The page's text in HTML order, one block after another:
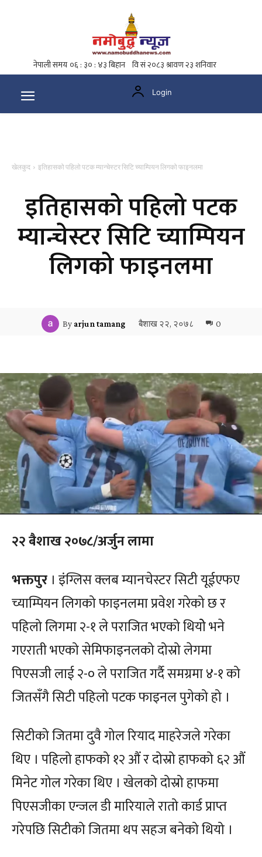
Login
खेलकुद इतिहासको पहिलो पटक म्यान्चेस्टर सिटि च्याम्पियन लिगको फाइनलमा
इतिहासको पहिलो पटक
म्यान्चेस्टर सिटि च्याम्पियन
लिगको फाइनलमा
By arjun tamang बैशाख २२, २०७८ 0
२२ बैशाख २०७८/अर्जुन लामा
भक्तपुर । इंग्लिस क्लब म्यानचेस्टर सिटी यूईएफए
च्याम्पियन लिगको फाइनलमा प्रवेश गरेको छ र
पहिलो लिगमा २-१ ले पराजित भएको थियोे भने
गएराती भएको सेमिफाइनलको दोस्रो लेगमा
पिएसजी लाई २-० ले पराजित गर्दै समग्रमा ४-१ को
जितसँगै सिटी पहिलो पटक फाइनल पुगेको हो ।
सिटीको जितमा दुवै गोल रियाद माहरेजले गरेका
थिए । पहिलो हाफको १२ औं र दोस्रो हाफको ६२ औं
मिनेट गोल गरेका थिए । खेलको दोस्रो हाफमा
पिएसजीका एन्जल डी मारियाले रातो कार्ड प्राप्त
गरेपछि सिटीको जितमा थप सहज बनेको थियो ।